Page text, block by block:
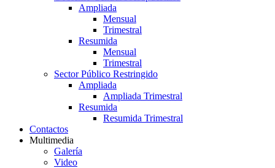
Ampliada
Mensual
Trimestral
Resumida
Mensual
Trimestral
Sector Público Restringido
Ampliada
Ampliada Trimestral
Resumida
Resumida Trimestral
Contactos
Multimedia
Galería
Video